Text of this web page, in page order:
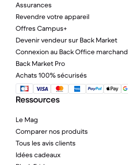
Assurances
Revendre votre appareil
Offres Campus+
Devenir vendeur sur Back Market
Connexion au Back Office marchand
Back Market Pro
Achats 100% sécurisés
Ressources
Le Mag
Comparer nos produits
Tous les avis clients
Idées cadeaux